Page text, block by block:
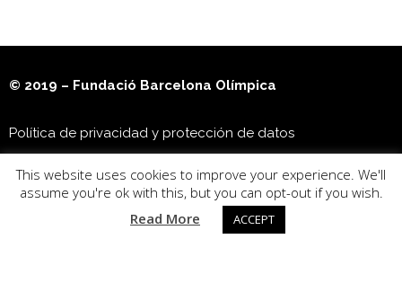
© 2019 – Fundació Barcelona Olímpica
Política de privacidad y protección de datos
Museu Olímpic i de l’Esport Joan Antoni Samaranch
This website uses cookies to improve your experience. We'll
assume you're ok with this, but you can opt-out if you wish.
Read More
ACCEPT